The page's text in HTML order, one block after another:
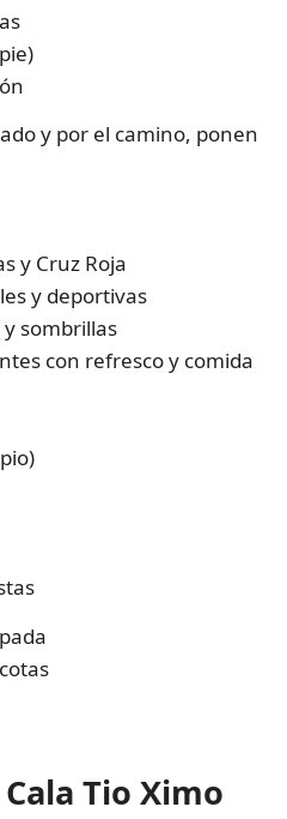
y por el camino, ponen
y Cruz Roja
y deportivas
sombrillas
con refresco y comida
Tio Ximo